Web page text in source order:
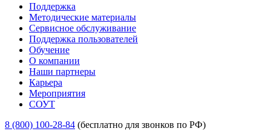
Поддержка
Методические материалы
Сервисное обслуживание
Поддержка пользователей
Обучение
О компании
Наши партнеры
Карьера
Мероприятия
СОУТ
8 (800) 100-28-84 (бесплатно для звонков по РФ)